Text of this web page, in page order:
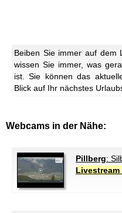
Beiben Sie immer auf dem
wissen Sie immer, was
ist. Sie können das
Blick auf Ihr nächstes
Webcams in der Nähe:
Pillberg:
Livestream